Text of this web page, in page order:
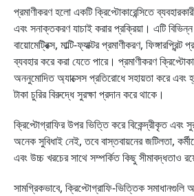
প্রমাণীকরণ হলো একটি ক্রিপ্টোকারেন্সিতে
এবং সনাক্তকরণ যাচাই করার প্রক্রিয়া। এটি
বায়োমেট্রিক্স, মাল্টি-ফ্যাক্টর প্রমাণীকরণ,
ব্যবহার করে করা যেতে পারে। প্রমাণীকরণ
অননুমোদিত অ্যাক্সেস প্রতিরোধে সহায়তা করে এবং
টাকা চুরির বিরুদ্ধে সুরক্ষা প্রদান করে থাকে।
ক্রিপ্টোগ্রাফির উপর ভিত্তি করে বিকেন্দ্রীকৃত এবং
অনেক সুবিধাই নেই, তবে বাস্তবায়নের জটিলতা,
এবং উচ্চ খরচের সাথে সম্পর্কিত কিছু সীমাবদ্ধতাও
সামগ্রিকভাবে, ক্রিপ্টোগ্রাফি-ভিত্তিক সমাধানগুলি